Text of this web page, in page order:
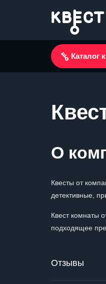
Каталог
О
Квесты от
детективные,
Квест комнаты
подходящее
Отзывы